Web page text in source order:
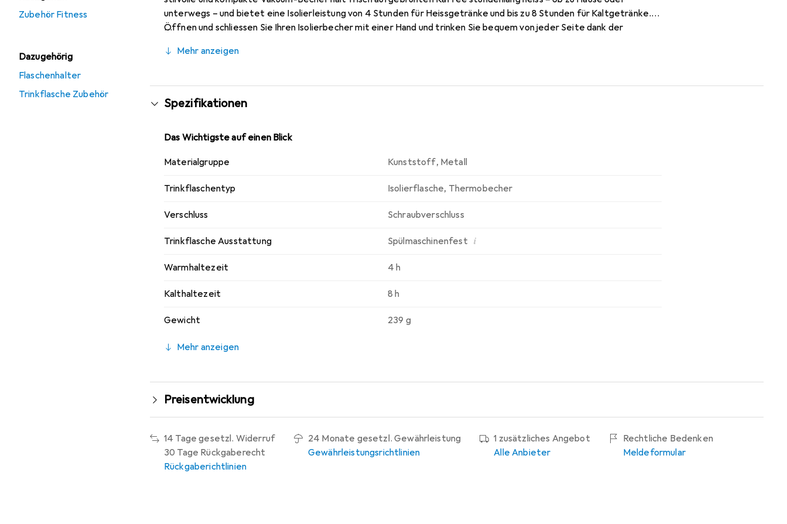
Zubehör Fitness
Dazugehörig
Flaschenhalter
Trinkflasche Zubehör
unterwegs – und bietet eine Isolierleistung von 4 Stunden für Heissgetränke und bis zu 8 Stunden für Kaltgetränke.
Öffnen und schliessen Sie Ihren Isolierbecher mit einer Hand und trinken Sie bequem von jeder Seite dank der
Boden, perfekte 0,3 l Kapazität und verbesserte Ergonomie für einen festen Griff.
Mehr anzeigen
Spezifikationen
Das Wichtigste auf einen Blick
Materialgruppe Kunststoff, Metall
Trinkflaschentyp Isolierflasche, Thermobecher
Verschluss Schraubverschluss
Trinkflasche Ausstattung Spülmaschinenfest i
Warmhaltezeit 4 h
Kalthaltezeit 8 h
Gewicht 239 g
Mehr anzeigen
Preisentwicklung
14 Tage gesetzl. Widerruf
30 Tage Rückgaberecht
Rückgaberichtlinien
24 Monate gesetzl. Gewährleistung
Gewährleistungsrichtlinien
1 zusätzliches Angebot
Alle Anbieter
Rechtliche Bedenken
Meldeformular